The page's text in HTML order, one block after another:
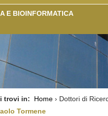
E BIOINFORMATICA
trovi in: Home › Dottori di
Tormene